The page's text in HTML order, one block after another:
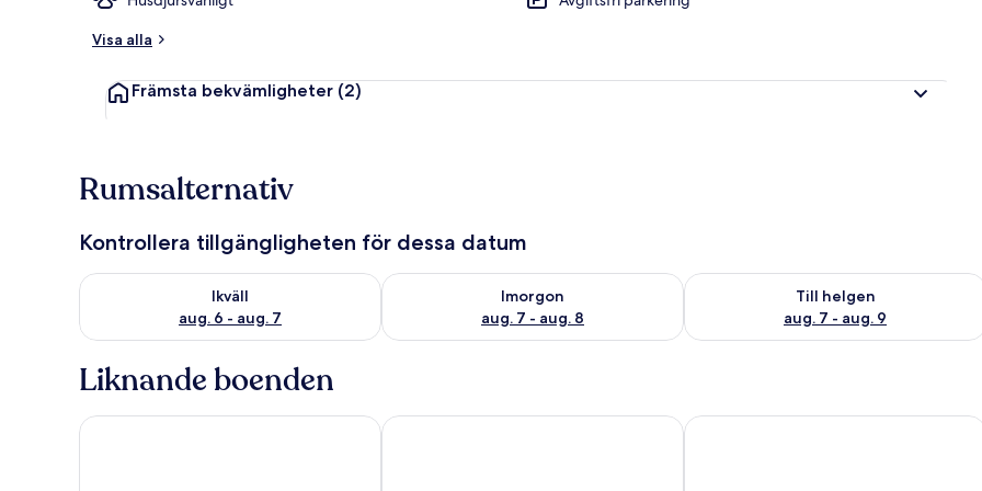
Visa alla
Främsta bekvämligheter (2)
Rumsalternativ
Kontrollera tillgängligheten för dessa datum
Ikväll
aug. 6 - aug. 7
Kontrollera tillgängligheten för ikväll aug. 6 - aug. 7
Imorgon
aug. 7 - aug. 8
Kontrollera tillgängligheten för imorgon aug. 7 - aug. 8
Till helgen
aug. 7 - aug. 9
Kontrollera tillgängligheten för den
Liknande boenden
Ty Nain Cwrt Bron Gadair